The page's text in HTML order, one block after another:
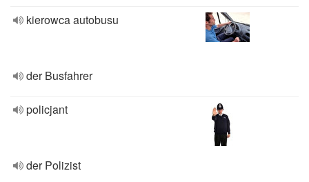
kierowca autobusu
der Busfahrer
policjant
der Polizist